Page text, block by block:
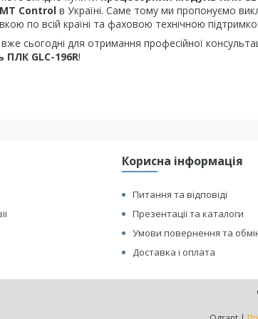
Control в Україні. Саме тому ми пропонуємо
по всій країні та фаховою технічною
вже сьогодні для отримання професійної
GLC-196R!
Корисна інформація
Питання та відповіді
Презентації та каталоги
Умови повернення та
Доставка і оплата